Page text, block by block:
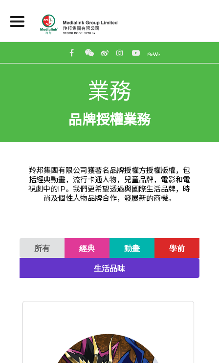
業務
品牌授權業務
羚邦集團有限公司獲著名品牌授權方授權版權，包
括經典動畫，流行卡通人物，兒童品牌，電影和電
視劇中的IP。我們更希望透過與國際生活品牌，時
尚及個性人物品牌合作，發展新的商機。
所有 經典 動畫 學前
生活品味